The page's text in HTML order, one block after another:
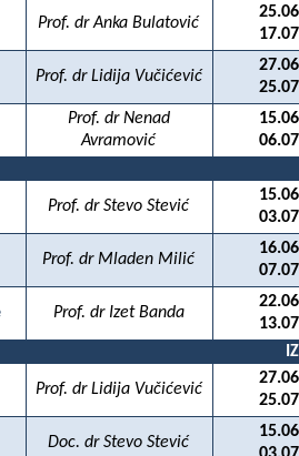
Prof. dr Anka Bulatović
Prof. dr Lidija Vučićević
Prof. dr Nenad
Avramović
Prof. dr Stevo Stević
Prof. dr Mladen Milić
Prof. dr Izet Banda
Prof. dr Lidija Vučićević
Doc. dr Stevo Stević